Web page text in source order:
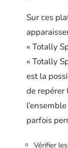
Sur ces
« Totally
« Totally
est la
de repérer
parfois
Vérifier